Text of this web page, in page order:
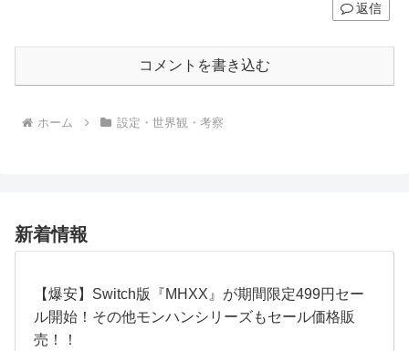
返信
コメントを書き込む
ホーム 設定・世界観・考察
新着情報
【爆安】Switch版『MHXX』が期間限定499円セー
ル開始！その他モンハンシリーズもセール価格販
売！！